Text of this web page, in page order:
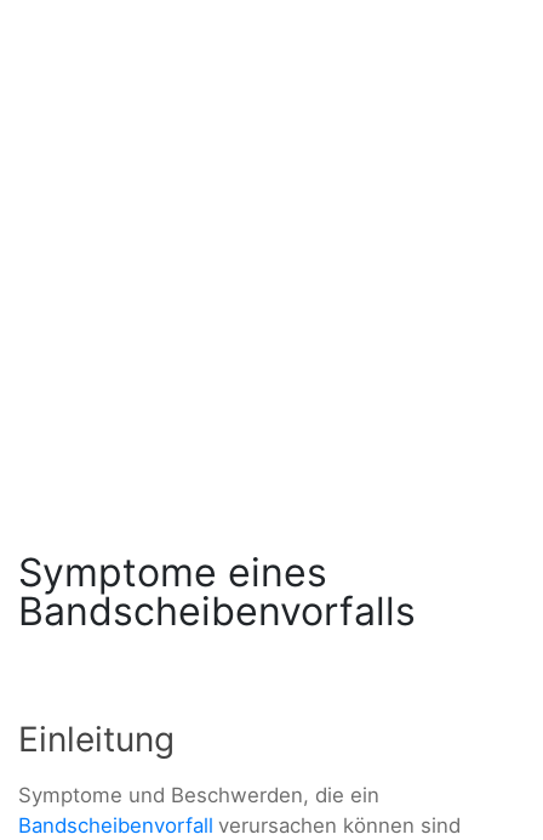
Symptome eines
Bandscheibenvorfalls
Einleitung
Symptome und Beschwerden, die ein
Bandscheibenvorfall verursachen können sind